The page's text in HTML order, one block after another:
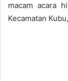
macam acara
Kecamatan